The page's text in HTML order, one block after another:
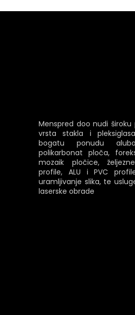
Menspred doo nudi široku
vrsta stakla i
bogatu ponudu
polikarbonat ploča,
mozaik pločice,
profile, ALU i PVC
uramljivanje slika, te
laserske obrade